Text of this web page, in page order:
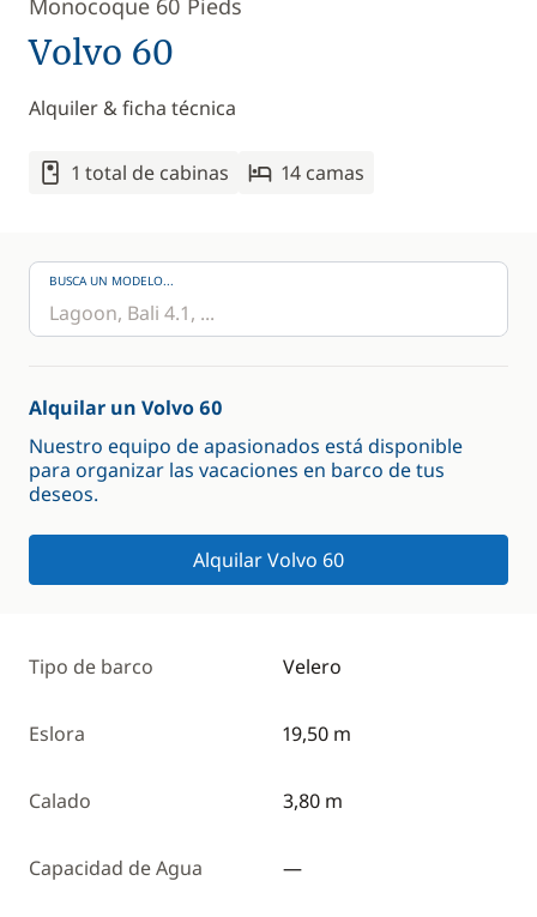
Monocoque 60 Pieds
Volvo 60
Alquiler & ficha técnica
1 total de cabinas 14 camas
BUSCA UN MODELO...
Alquilar un Volvo 60
Nuestro equipo de apasionados está disponible
para organizar las vacaciones en barco de tus
deseos.
Alquilar Volvo 60
Tipo de barco Velero
Eslora 19,50 m
Calado 3,80 m
Capacidad de Agua —